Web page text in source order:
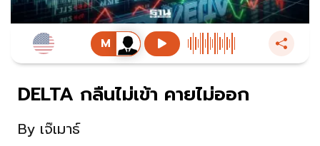
DELTA กลืนไม่เข้า คายไม่ออก
By เจ๊เมาธ์